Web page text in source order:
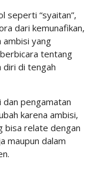
seperti “syaitan”,
dari kemunafikan,
ambisi yang
berbicara tentang
diri di tengah
dan pengamatan
karena ambisi,
bisa relate dengan
maupun dalam